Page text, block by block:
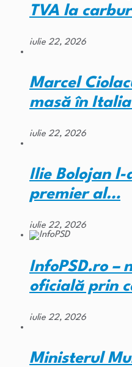
TVA la
iulie 22, 2026
Marcel
masă în
iulie 22, 2026
Ilie Bolojan
premier al…
iulie 22, 2026
InfoPSD.ro –
oficială prin
iulie 22, 2026
Ministerul